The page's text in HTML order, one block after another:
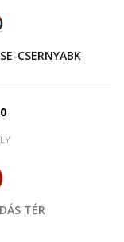
CSERNYABK
TÉR